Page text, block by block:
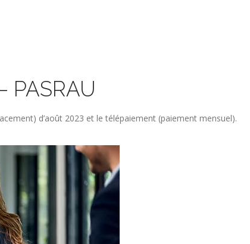
PASRAU
d’août 2023 et le télépaiement (paiement mensuel).